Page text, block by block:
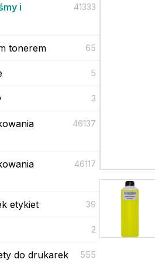
i
41333
tonerem 65
5
3
46137
46117
etykiet 39
2
do drukarek
555